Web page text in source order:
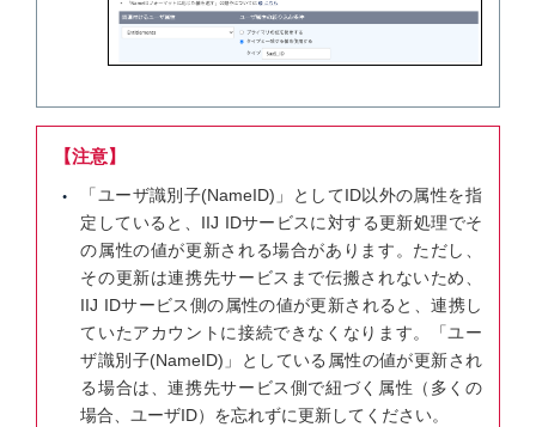
【注意】
「ユーザ識別子(NameID)」としてID以外の属性を指
定していると、IIJ IDサービスに対する更新処理でそ
の属性の値が更新される場合があります。ただし、
その更新は連携先サービスまで伝搬されないため、
IIJ IDサービス側の属性の値が更新されると、連携し
ていたアカウントに接続できなくなります。「ユー
ザ識別子(NameID)」としている属性の値が更新され
る場合は、連携先サービス側で紐づく属性（多くの
場合、ユーザID）を忘れずに更新してください。